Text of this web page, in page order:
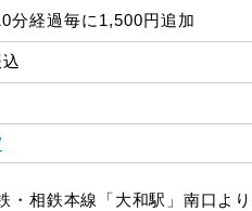
経過毎に1,500円追加
相鉄本線「大和駅」南口よ